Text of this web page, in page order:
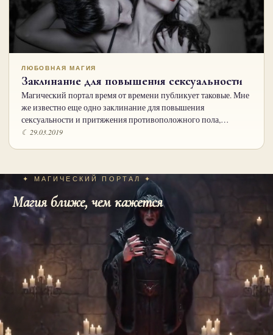
ЛЮБОВНАЯ МАГИЯ
Заклинание для повышения сексуальности
Магический портал время от времени публикует таковые. Мне
же из­вестно еще одно заклинание для повышения
сексуальности и притяжения противоположного пола,…
☾ 29.03.2019
✦ МАГИЧЕСКИЙ ПОРТАЛ ✦
Магия ближе, чем кажется